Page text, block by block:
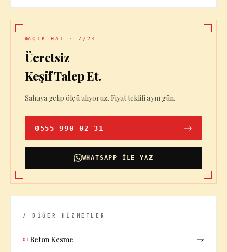
AÇIK HAT · 7/24
Ücretsiz
Keşif Talep Et.
Sahaya gelip ölçü alıyoruz. Fiyat teklifi aynı gün.
0555 990 02 31
WHATSAPP ILE YAZ
/ DİĞER HİZMETLER
01 Beton Kesme